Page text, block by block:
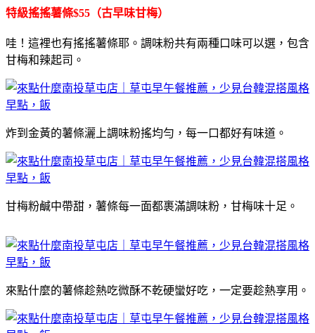
特級搖搖薯條$55（古早味甘梅）
哇！這裡也有搖搖薯條耶。調味粉共有兩種口味可以選，包含
甘梅和辣起司。
炸到金黃的薯條灑上調味粉搖均勻，每一口都好有味道。
甘梅粉鹹中帶甜，薯條每一面都裹滿調味粉，甘梅味十足。
來點什麼的薯條趁熱吃微酥不乾硬蠻好吃，一定要趁熱享用。